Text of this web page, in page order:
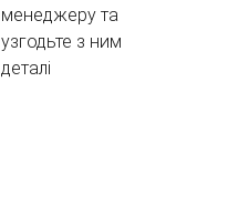
менеджеру та
узгодьте з ним
деталі